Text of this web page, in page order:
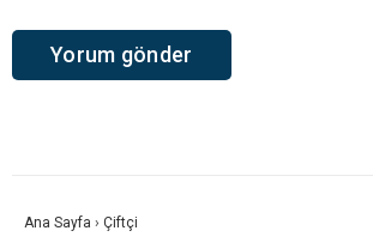
Ana Sayfa › Çiftçi